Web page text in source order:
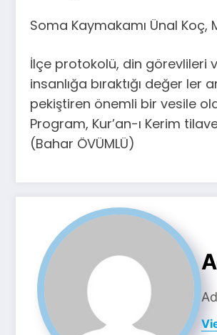
Soma Kaymakamı Ünal Koç,
İlçe protokolü, din görevlileri
insanlığa bıraktığı değer ler
pekiştiren önemli bir vesile
Program, Kur’an-ı Kerim
(Bahar ÖVÜMLÜ)